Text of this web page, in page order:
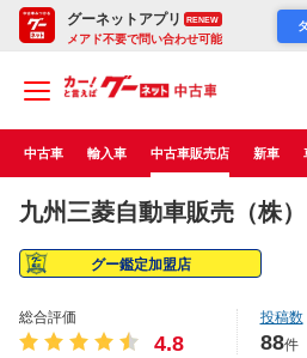
グーネットアプリ RENEW
メアド不要で問い合わせ可能
中古車 輸入車 中古車販売店 新車
九州三菱自動車販売（株
グー鑑定加盟店
総合評価
4.8
投稿数
88件